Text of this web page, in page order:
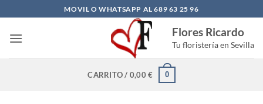
al
contenido
MOVIL O WHATSAPP AL 689 63 25 96
Flores Ricardo
Tu floristería en Sevilla
CARRITO / 0,00€ 0